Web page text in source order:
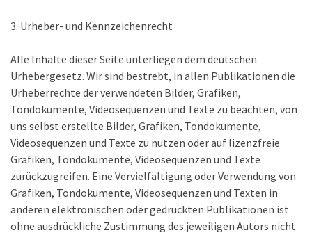
3. Urheber- und Kennzeichenrecht
Alle Inhalte dieser Seite unterliegen dem deutschen
Urhebergesetz. Wir sind bestrebt, in allen Publikationen die
Urheberrechte der verwendeten Bilder, Grafiken,
Tondokumente, Videosequenzen und Texte zu beachten, von
uns selbst erstellte Bilder, Grafiken, Tondokumente,
Videosequenzen und Texte zu nutzen oder auf lizenzfreie
Grafiken, Tondokumente, Videosequenzen und Texte
zurückzugreifen. Eine Vervielfältigung oder Verwendung von
Grafiken, Tondokumente, Videosequenzen und Texten in
anderen elektronischen oder gedruckten Publikationen ist
ohne ausdrückliche Zustimmung des jeweiligen Autors nicht